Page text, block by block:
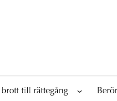
brott till rättegång